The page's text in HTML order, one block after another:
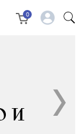
0
И